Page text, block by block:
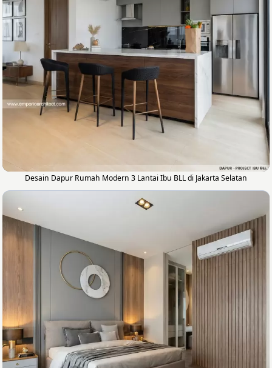
Desain Dapur Rumah Modern 3 Lantai Ibu BLL di Jakarta Selatan